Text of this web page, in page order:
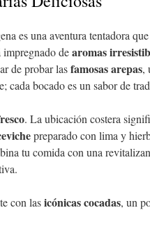
es una aventura tentadora
impregnado dearomas
de probar lasfamosas arepas,
cada bocado es un sabor de
. La ubicación costera
preparado con lima y
tu comida con una
con lasicónicas cocadas, un